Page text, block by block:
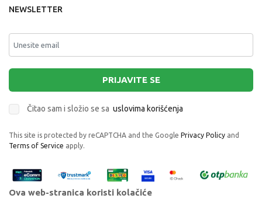
NEWSLETTER
PRIJAVITE SE
Čitao sam i složio se sa uslovima korišćenja
This site is protected by reCAPTCHA and the Google Privacy Policy and
Terms of Service apply.
Ova web-stranica koristi kolačiće